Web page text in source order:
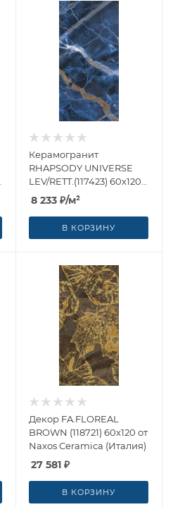
Керамогранит
RHAPSODY UNIVERSE
LEV/RETT.(117423) 60x120
от Naxos Ceramica
(Италия)
8 233 ₽/м²
В КОРЗИНУ
Декор FA.FLOREAL
BROWN (118721) 60x120 от
Naxos Ceramica (Италия)
27 581 ₽
В КОРЗИНУ